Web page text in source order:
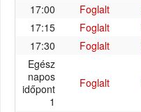
17:00
Foglalt
17:15
Foglalt
17:30
Foglalt
Egész
napos
időpont
1
Foglalt